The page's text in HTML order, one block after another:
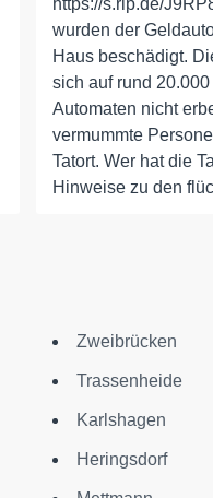
https://s.rlp.de/
wurden der
Haus beschädigt.
sich auf rund
Automaten nicht
vermummte
Tatort. Wer hat die
Hinweise zu den
Zweibrücken
Trassenheide
Karlshagen
Heringsdorf